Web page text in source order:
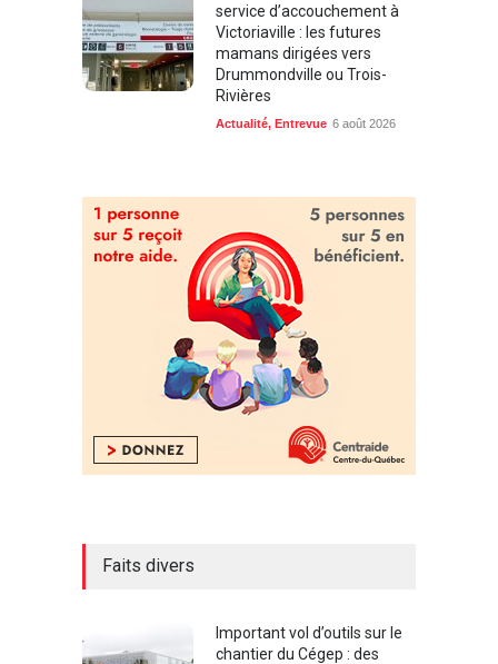
service d’accouchement à
Victoriaville : les futures
mamans dirigées vers
Drummondville ou Trois-
Rivières
Actualité, Entrevue 6 août 2026
Faits divers
Important vol d’outils sur le
chantier du Cégep : des